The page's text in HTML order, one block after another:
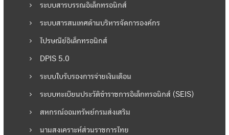
ระบบสารบรรณอิเล็กทรอนิกส์
ระบบสารสนเทศด้านบริหารจัดการองค์กร
ไปรษณีย์อิเล็กทรอนิกส์
DPIS 5.0
ระบบใบรับรองการจ่ายเงินเดือน
ระบบทะเบียนประวัติข้าราชการอิเล็กทรอนิกส์ (SEIS)
สหกรณ์ออมทรัพย์กรมส่งเสริม
นามสงเคราะห์ส่วนราชการไทย